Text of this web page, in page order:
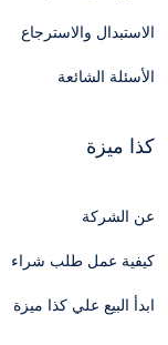
الاستبدال والاسترجاع
الأسئلة الشائعة
كذا ميزة
عن الشركة
كيفية عمل طلب شراء
ابدأ البيع علي كذا ميزة